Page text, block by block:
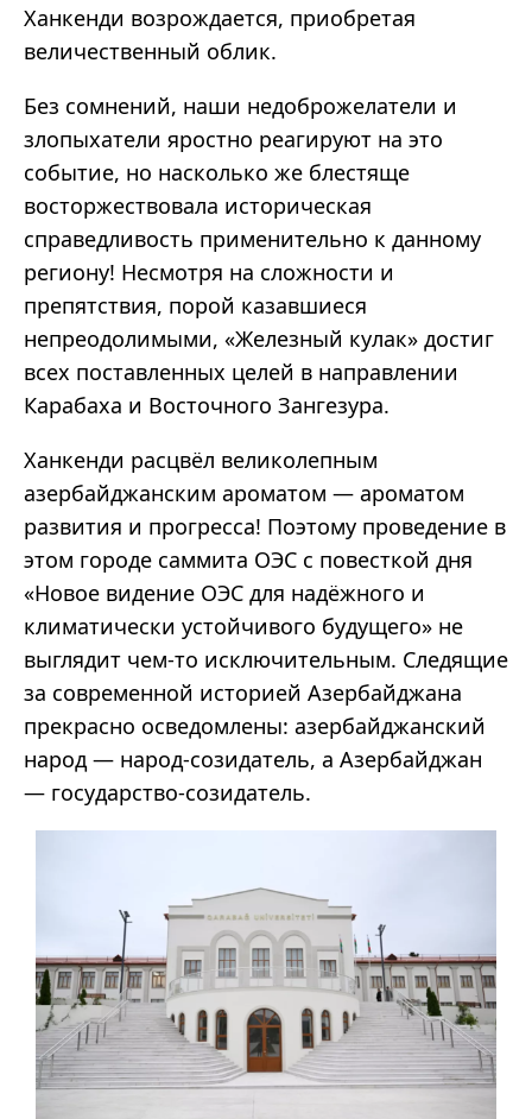
Ханкенди возрождается, приобретая
величественный облик.
Без сомнений, наши недоброжелатели и
злопыхатели яростно реагируют на это
событие, но насколько же блестяще
восторжествовала историческая
справедливость применительно к данному
региону! Несмотря на сложности и
препятствия, порой казавшиеся
непреодолимыми, «Железный кулак» достиг
всех поставленных целей в направлении
Карабаха и Восточного Зангезура.
Ханкенди расцвёл великолепным
азербайджанским ароматом — ароматом
развития и прогресса! Поэтому проведение в
этом городе саммита ОЭС с повесткой дня
«Новое видение ОЭС для надёжного и
климатически устойчивого будущего» не
выглядит чем-то исключительным. Следящие
за современной историей Азербайджана
прекрасно осведомлены: азербайджанский
народ — народ-созидатель, а Азербайджан
— государство-созидатель.